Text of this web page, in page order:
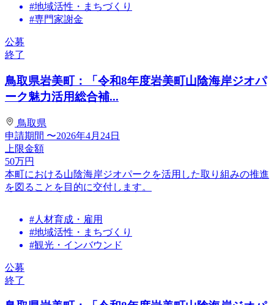
#地域活性・まちづくり
#専門家謝金
公募
終了
鳥取県岩美町：「令和8年度岩美町山陰海岸ジオパ
ーク魅力活用総合補...
鳥取県
申請期間 〜2026年4月24日
上限金額
50万円
本町における山陰海岸ジオパークを活用した取り組みの推進
を図ることを目的に交付します。
#人材育成・雇用
#地域活性・まちづくり
#観光・インバウンド
公募
終了